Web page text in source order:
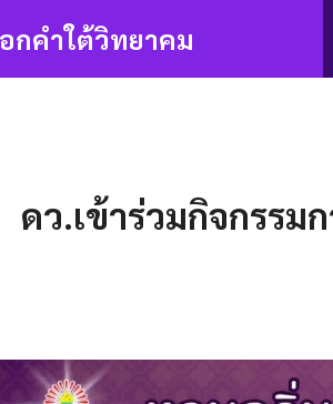
กคำใต้วิทยาคม
ดว.เข้าร่วมกิจกรรม